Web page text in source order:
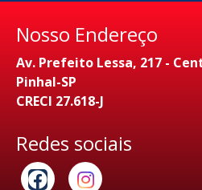
Nosso Endereço
Av. Prefeito Lessa, 217 -
Pinhal-SP
CRECI 27.618-J
Redes sociais